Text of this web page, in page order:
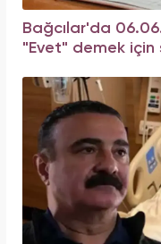
Bağcılar'da
"Evet" demek için